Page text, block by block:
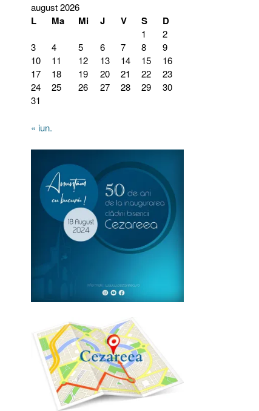
august 2026
L Ma Mi J V S D
1
2
3
4 5 6 7 8
9
10
11 12 13 14 15
16
17
18 19 20 21 22
23
24
25 26 27 28 29
30
31
« iun.